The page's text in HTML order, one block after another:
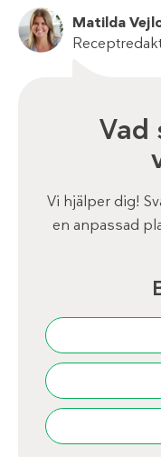
Matilda
Vad
Vi hjälper dig!
en anpassad